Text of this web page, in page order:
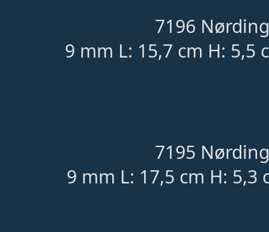
7196
9 mm L: 15,7 cm H: 5,5
7195
9 mm L: 17,5 cm H: 5,3